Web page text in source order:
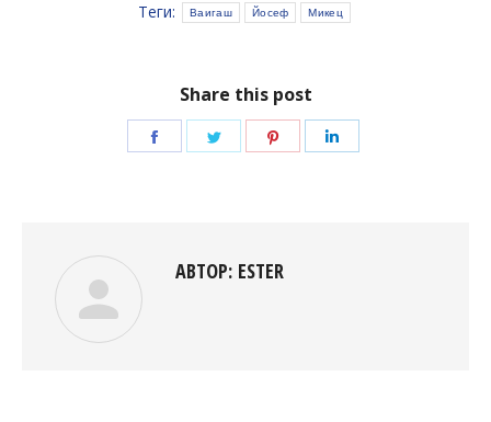
Теги:
Ваигаш Йосеф Микец
Share this post
ПоделитьсяПоделитьсяПоделиться
АВТОР: ESTER